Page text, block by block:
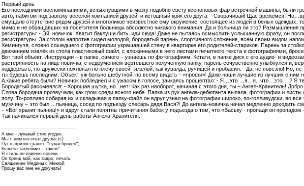
Первый день
Его последними воспоминаниями, вспыхнувшими в мозгу подобно свету ксеноновых фар встречной машины, были
авто, набитом под завязку веселой компанией друзей, и истошный крик его друга: - Сворачивай! Щас врежемся!
смущало отсутствие рядом друзей и многоликое неизвестное ему окружение, состоящее из людей в белых одеждах,
мимо и не обращавших на посетителя больницы абсолютно никакого внимания. Да и больница ли это? Размышления
регистратуры: - Эй, новичок! Хватит баклуши бить, иди сюда! Даже не пытаясь осмыслить услышанную фразу, он
регистратуры. За столом напротив сидел молодой, бородатый парень, спортивного сложения, всем своим видом
Хемингуэя, словно сошедшего с фотографии украшавшей стену в квартирке его родителей-стариков. Парень за
движением извлёк из стола пластиковый файл, с вложенными в него листами печатного текста и фотографиями,
Вот твой объект. Инструкции – в папке, самого – узнаешь по фотографиям. Кстати, в папке диск с его аудио- и
растерянность на лице новичка, с недоумением вертевшего полученную папку, парень сочувственно улыбнулся и,
поддержать, по-дружески похлопал по плечу своей тяжелой, как кувалда, ручищей и пробасил: - Да, не повезло! Но,
ты будешь последним. Объект уж больно шебутной, по всему видать – «профи»! Даже наши лучшие из лучших с ним
А какие ребята были? Новичок побледнел и с ужасом в голосе, заикаясь прошептал: - Я…это …я…я.. что…это… ? Я
Бородатый рассмеялся: - Хорошая шутка, но ..нет! Как раз наоборот, начиная с этого дня, ты – Ангел-Хранитель!
Слова бородача прозвучали, как гром среди ясного неба. Папка из рук ангела-дебютанта выпала, фотографии и
полу. То-ропливо собирая их и складывая в папку-файл он вдруг узнал на фотографии широко, по-голливудски, во
мужчину – это был …пьяница, сосед по подъезду слесарь дядя Вася?! До ангела-новичка начал медленно доходить
– «Бог хранит пьяниц!» и вдруг стали понятны причитания бабок у подъезда о том, что «Ваську - пропади он пропадом
Так начинался первый день работы Ангела-Хранителя.
А мне - лукавый стих угоден.
Мы с ним веселые друзья (с)
Пусть критик скажет -"сумасброден",
Коллега заклеймит - "фигня"
Я стиль не изменю вовеки -
Он бренд мой, как тавро, печать.
Священнее Медины с Меккой
Прошу вас мне не докучать!